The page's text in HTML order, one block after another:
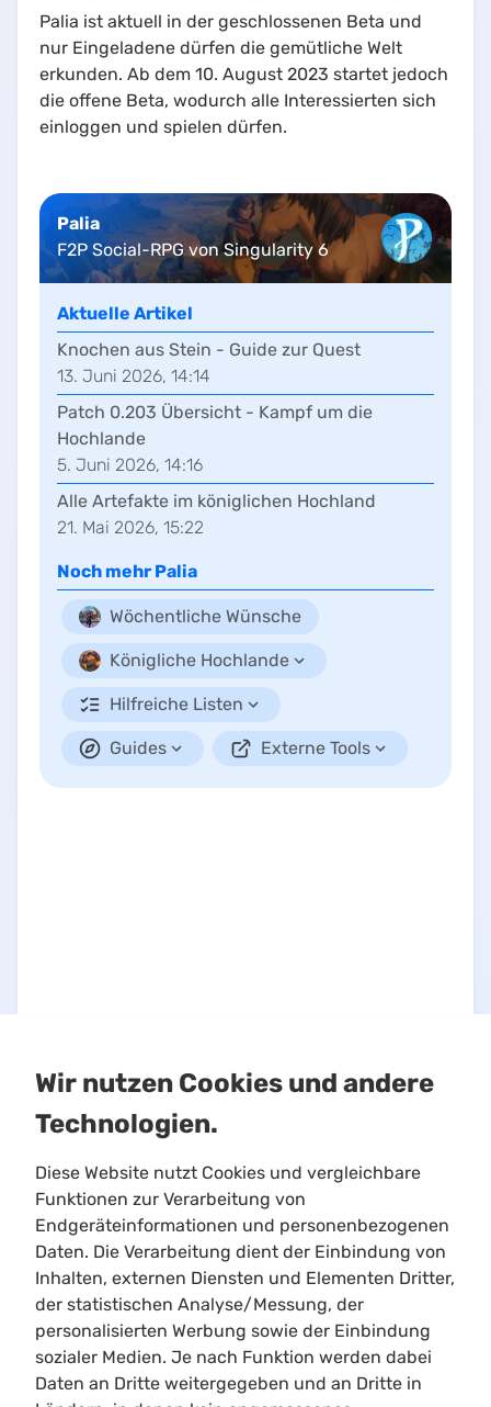
Palia ist aktuell in der geschlossenen Beta und
nur Eingeladene dürfen die gemütliche Welt
erkunden. Ab dem 10. August 2023 startet jedoch
die offene Beta, wodurch alle Interessierten sich
einloggen und spielen dürfen.
Palia
F2P Social-RPG von Singularity 6
Aktuelle Artikel
Knochen aus Stein - Guide zur Quest
13. Juni 2026, 14:14
Patch 0.203 Übersicht - Kampf um die
Hochlande
5. Juni 2026, 14:16
Alle Artefakte im königlichen Hochland
21. Mai 2026, 15:22
Noch mehr Palia
Wöchentliche Wünsche
Königliche Hochlande
Hilfreiche Listen
Guides Externe Tools
Limitloot
Roadmap
Kontakt
Kooperationen
Wir nutzen Cookies und andere
Technologien.
Diese Website nutzt Cookies und vergleichbare
Funktionen zur Verarbeitung von
Endgeräteinformationen und personenbezogenen
Daten. Die Verarbeitung dient der Einbindung von
Inhalten, externen Diensten und Elementen Dritter,
der statistischen Analyse/Messung, der
personalisierten Werbung sowie der Einbindung
sozialer Medien. Je nach Funktion werden dabei
Daten an Dritte weitergegeben und an Dritte in